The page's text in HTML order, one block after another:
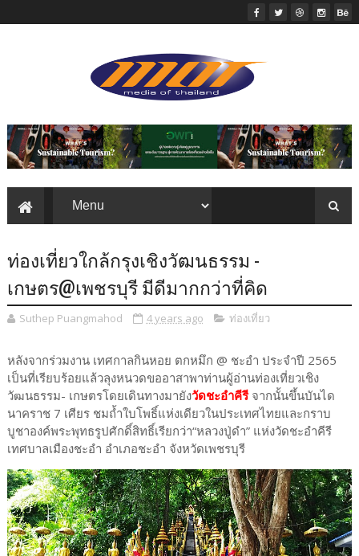
ท่องเที่ยวใกล้กรุงเชิงวัฒนธรรม -
เกษตร@เพชรบุรี มีดีมากกว่าที่คิด
Suthep Puangmahod 4 years ago ท่องเที่ยว
หลังจากร่วมงาน เทศกาลกินหอย ตกหมึก @ ชะอำ ประจำปี 2565
เป็นที่เรียบร้อยแล้วลุงหนวดขออาสาพาท่านผู้อ่านท่องเที่ยวเชิง
วัฒนธรรม- เกษตรโดยเดินทางมายังวัดชะอำคีรี จากนั้นขึ้นบันได
นาคราช 7 เศียร ชมถ้ำใบโพธิ์แห่งเดียวในประเทศไทยและกราบ
บูชาองค์พระพุทธรูปศักดิ์สิทธิ์เรียกว่า“หลวงปู่ดำ” แห่งวัดชะอำคีรี
เทศบาลเมืองชะอำ อำเภอชะอำ จังหวัดเพชรบุรี